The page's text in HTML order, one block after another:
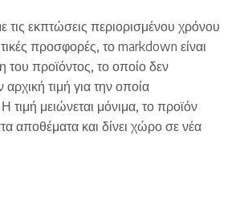
τις εκπτώσεις περιορισμένου χρόνου
προσφορές, το markdown είναι
του προϊόντος, το οποίο δεν
αρχική τιμή για την οποία
τιμή μειώνεται μόνιμα, το προϊόν
αποθέματα και δίνει χώρο σε νέα